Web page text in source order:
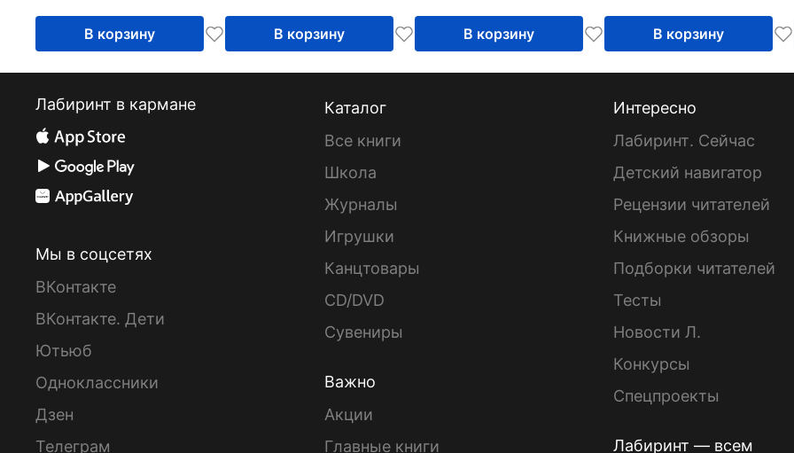
В корзину В корзину В корзину В корзину
Лабиринт в кармане
Мы в соцсетях
ВКонтакте
ВКонтакте. Дети
Ютьюб
Одноклассники
Дзен
Телеграм
Каталог
Все книги
Школа
Журналы
Игрушки
Канцтовары
CD/DVD
Сувениры
Важно
Акции
Главные книги
Интересно
Лабиринт. Сейчас
Детский навигатор
Рецензии читателей
Книжные обзоры
Подборки читателей
Тесты
Новости Л.
Конкурсы
Спецпроекты
Лабиринт — всем